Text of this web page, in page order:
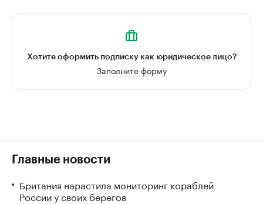
Хотите оформить подписку как юридическое лицо?
Заполните форму
Главные новости
Британия нарастила мониторинг кораблей
России у своих берегов